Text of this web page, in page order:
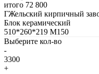
итого 72 800
ГЖельский кирпичный
Блок керамический
510*260*219 М150
Выберите кол-во
-
3300
+